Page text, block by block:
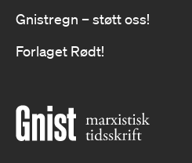
Gnistregn – støtt oss!
Forlaget Rødt!